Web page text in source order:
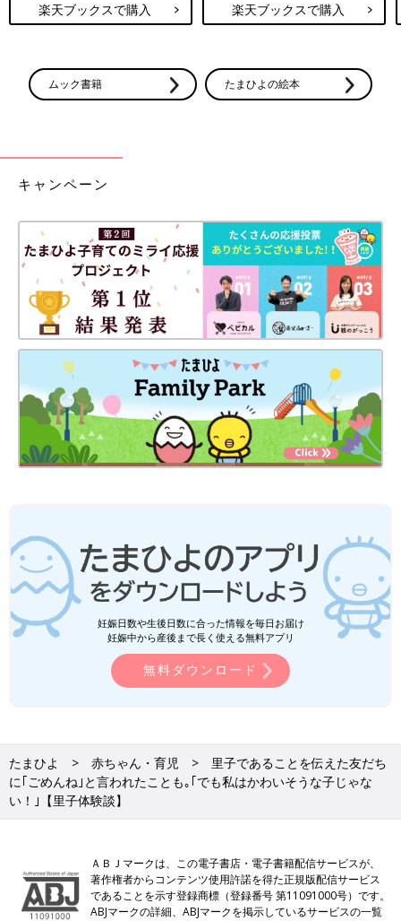
楽天ブックスで購入 楽天ブックスで購入
ムック書籍 たまひよの絵本
キャンペーン
妊娠日数や生後日数に合った情報を毎日お届け
妊娠中から産後まで長く使える無料アプリ
無料ダウンロード
たまひよ 赤ちゃん・育児
里子であることを伝えた友だち
に｢ごめんね｣と言われたことも｡｢でも私はかわいそうな子じゃな
い！｣【里子体験談】
ＡＢＪマークは、この電子書店・電子書籍配信サービスが、
著作権者からコンテンツ使用許諾を得た正規版配信サービス
であることを示す登録商標（登録番号 第11091000号）です。
ABJマークの詳細、ABJマークを掲示しているサービスの一覧